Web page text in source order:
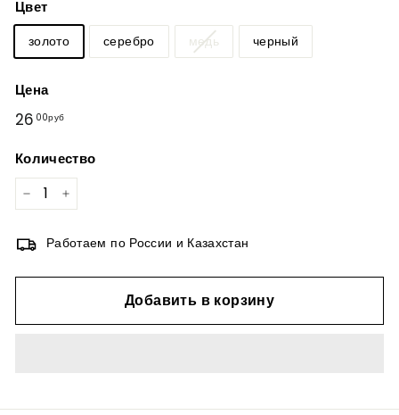
Цвет
золото серебро медь черный
Цена
Обычная
26 00руб
Количество
Работаем по России и Казахстан
Добавить в корзину